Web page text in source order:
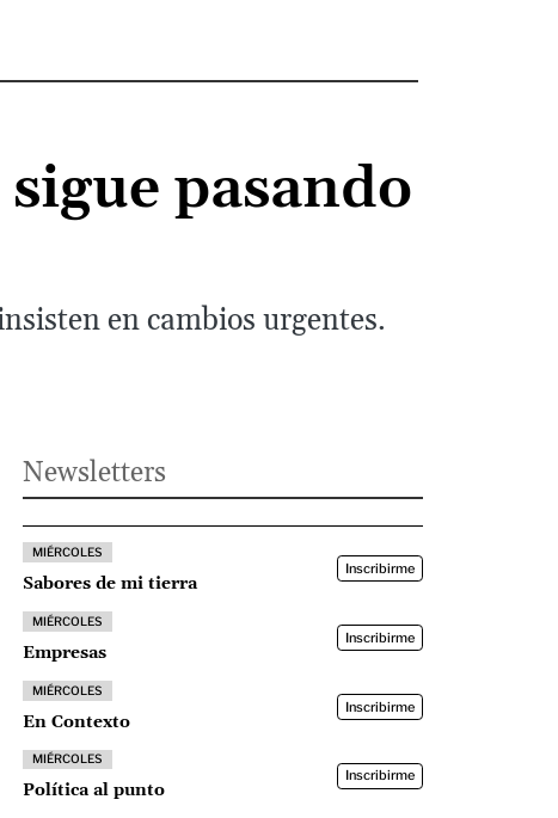
pasando
en cambios urgentes.
Newsletters
MIÉRCOLES
Sabores de mi tierra
Inscribirme
MIÉRCOLES
Empresas
Inscribirme
MIÉRCOLES
En Contexto
Inscribirme
MIÉRCOLES
Política al punto
Inscribirme